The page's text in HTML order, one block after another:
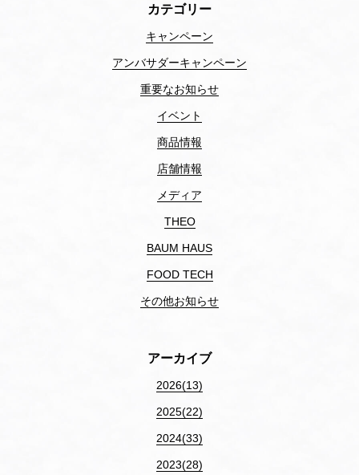
カテゴリー
キャンペーン
アンバサダーキャンペーン
重要なお知らせ
イベント
商品情報
店舗情報
メディア
THEO
BAUM HAUS
FOOD TECH
その他お知らせ
アーカイブ
2026(13)
2025(22)
2024(33)
2023(28)